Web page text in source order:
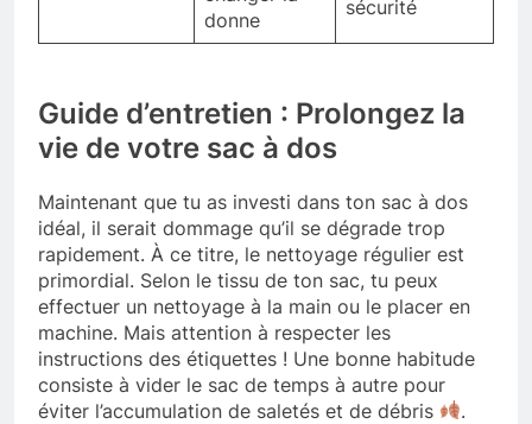
donne
sécurité
Guide d’entretien : Prolongez la
vie de votre sac à dos
Maintenant que tu as investi dans ton sac à dos
idéal, il serait dommage qu’il se dégrade trop
rapidement. À ce titre, le nettoyage régulier est
primordial. Selon le tissu de ton sac, tu peux
effectuer un nettoyage à la main ou le placer en
machine. Mais attention à respecter les
instructions des étiquettes ! Une bonne habitude
consiste à vider le sac de temps à autre pour
éviter l’accumulation de saletés et de débris
.